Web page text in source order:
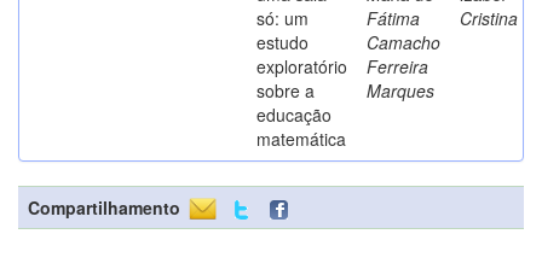
só: um
estudo
exploratório
sobre a
educação
matemática
Fátima
Camacho
Ferreira
Marques
Cristina
Compartilhamento